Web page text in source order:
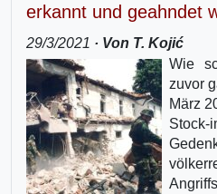
erkannt und geahndet
29/3/2021 · Von T. Kojić
Wie
zuvor
März